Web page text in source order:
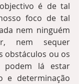
é de tal
foco de tal
nem ninguém
nem sequer
obstáculos ou os
podem lá estar
e determinação